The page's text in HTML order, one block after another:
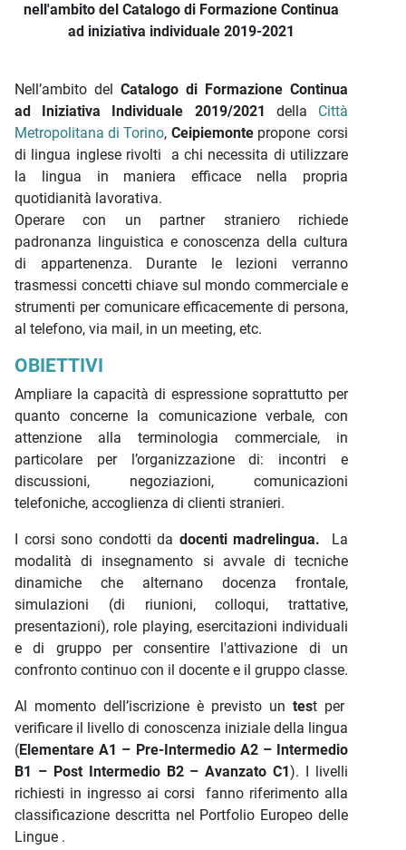
nell'ambito del Catalogo di Formazione Continua
ad iniziativa individuale 2019-2021
Nell’ambito del Catalogo di Formazione Continua
ad Iniziativa Individuale 2019/2021 della Città
Metropolitana di Torino, Ceipiemonte propone corsi
di lingua inglese rivolti a chi necessita di utilizzare
la lingua in maniera efficace nella propria
quotidianità lavorativa.
Operare con un partner straniero richiede
padronanza linguistica e conoscenza della cultura
di appartenenza. Durante le lezioni verranno
trasmessi concetti chiave sul mondo commerciale e
strumenti per comunicare efficacemente di persona,
al telefono, via mail, in un meeting, etc.
OBIETTIVI
Ampliare la capacità di espressione soprattutto per
quanto concerne la comunicazione verbale, con
attenzione alla terminologia commerciale, in
particolare per l’organizzazione di: incontri e
discussioni, negoziazioni, comunicazioni
telefoniche, accoglienza di clienti stranieri.
I corsi sono condotti da docenti madrelingua.
La
modalità di insegnamento si avvale di tecniche
dinamiche che alternano docenza frontale,
simulazioni (di riunioni, colloqui, trattative,
presentazioni), role playing, esercitazioni individuali
e di gruppo per consentire l'attivazione di un
confronto continuo con il docente e il gruppo classe.
Al momento dell’iscrizione è previsto un test per
verificare il livello di conoscenza iniziale della lingua
(Elementare A1 – Pre-Intermedio A2 – Intermedio
B1 – Post Intermedio B2 – Avanzato C1). I livelli
richiesti in ingresso ai corsi fanno riferimento alla
classificazione descritta nel Portfolio Europeo delle
Lingue .